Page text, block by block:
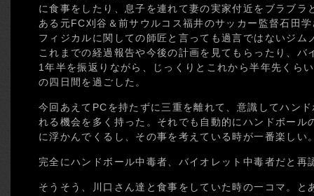
に食事をしたり、息子を連れて妻の実家付近をブラブラ
ある元FC刈谷＆前サウルコス福井のサッカー監督石田
フィジカルに関しての師匠と言っても過言ではないジム
これまでの経過報告や今後の計画を見てもらったり、バ
1年半を振返りながら、じっくりとこれから半年先くら
の四日間を過ごした。
今回あえてPCを持たずに三重を離れて、意識してハン
れる機会を多く持った。それでも自動的にハンドボール
に浮かんでくるし、その事を考えている時が一番楽しい
完全にハンドボール中毒者、バイオレット中毒者だと
そうそう、川口さん達と食事をしていた時の一コマ。と